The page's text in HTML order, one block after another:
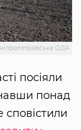
ОДА
посіяли
понад
сповістили